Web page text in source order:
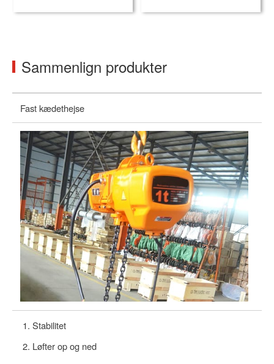
Sammenlign produkter
Fast kædethejse
Stabilitet
Løfter op og ned